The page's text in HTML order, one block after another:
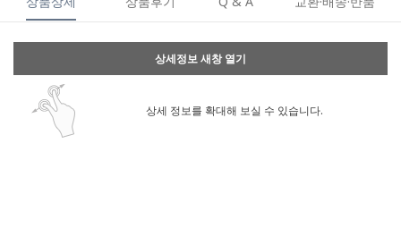
상세정보 새창 열기
상세 정보를 확대해 보실 수 있습니다.